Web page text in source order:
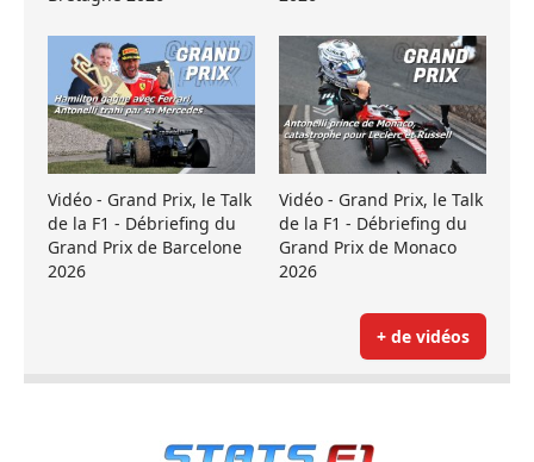
Vidéo - Grand Prix, le Talk
de la F1 - Débriefing du
Grand Prix de Barcelone
2026
Vidéo - Grand Prix, le Talk
de la F1 - Débriefing du
Grand Prix de Monaco
2026
+ de vidéos